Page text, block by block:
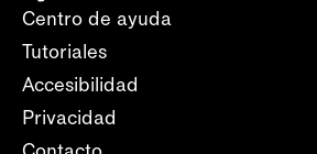
Centro de ayuda
Tutoriales
Accesibilidad
Privacidad